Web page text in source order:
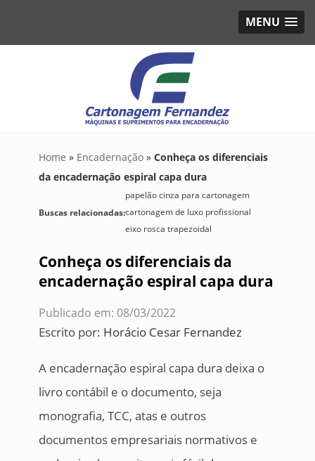
MENU
Home » Encadernação » Conheça os diferenciais
da encadernação espiral capa dura
Buscas relacionadas:
papelão cinza para cartonagem
cartonagem de luxo profissional
eixo rosca trapezoidal
Conheça os diferenciais da
encadernação espiral capa dura
Publicado em: 08/03/2022
Escrito por: Horácio Cesar Fernandez
A encadernação espiral capa dura deixa o
livro contábil e o documento, seja
monografia, TCC, atas e outros
documentos empresariais normativos e